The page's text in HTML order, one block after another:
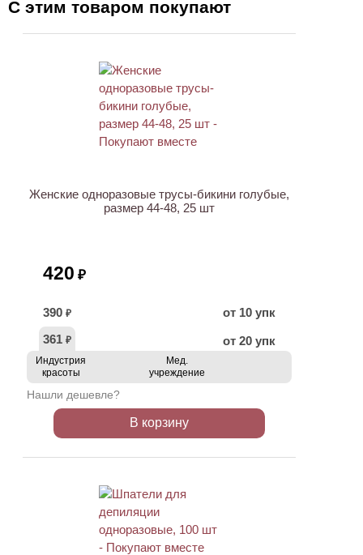
С этим товаром покупают
Женские одноразовые трусы-бикини голубые,
размер 44-48, 25 шт
420 ₽
390 ₽
от 10 упк
361 ₽ от 20 упк
Индустрия
красоты
Мед.
учреждение
Нашли дешевле?
В корзину